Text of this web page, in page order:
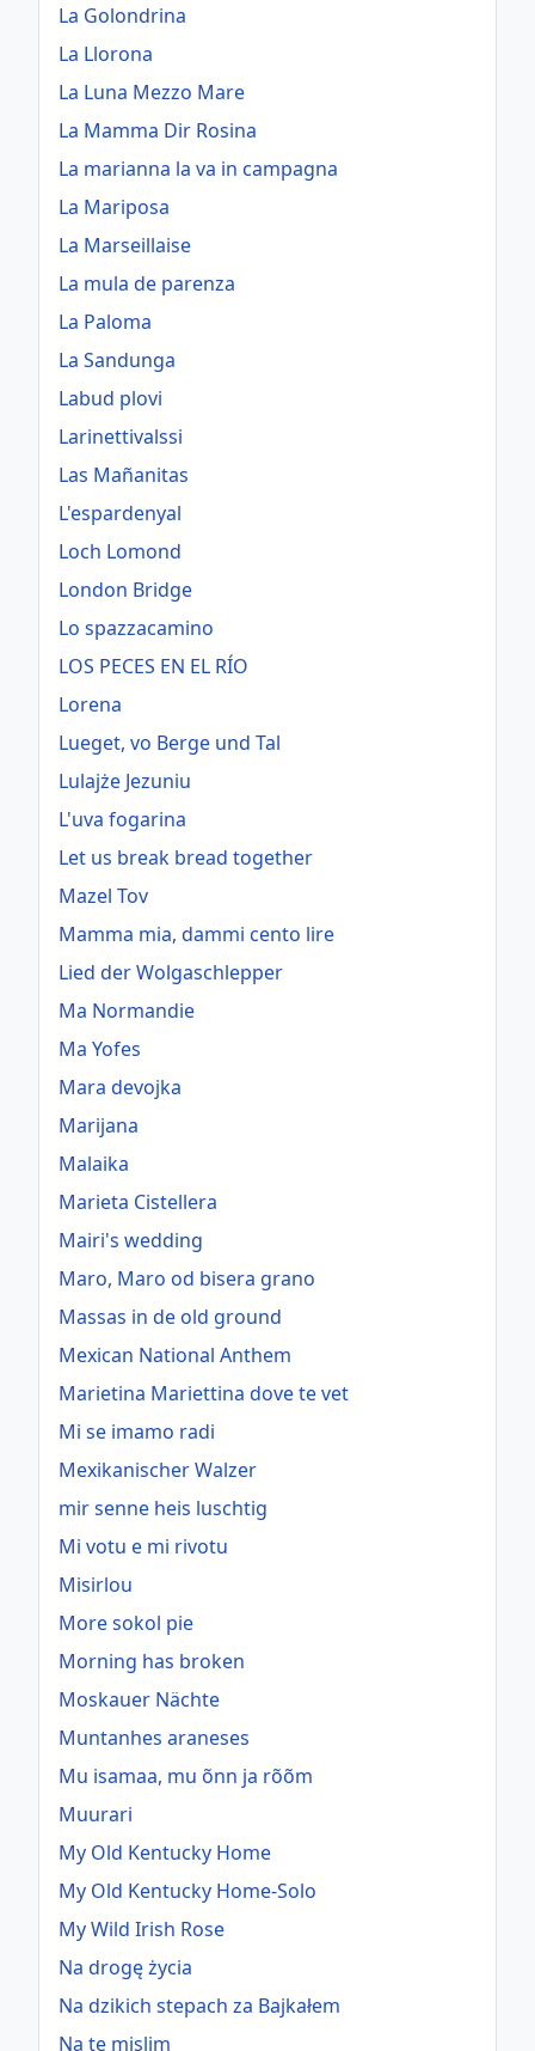
La Golondrina
La Llorona
La Luna Mezzo Mare
La Mamma Dir Rosina
La marianna la va in campagna
La Mariposa
La Marseillaise
La mula de parenza
La Paloma
La Sandunga
Labud plovi
Larinettivalssi
Las Mañanitas
L'espardenyal
Loch Lomond
London Bridge
Lo spazzacamino
LOS PECES EN EL RÍO
Lorena
Lueget, vo Berge und Tal
Lulajże Jezuniu
L'uva fogarina
Let us break bread together
Mazel Tov
Mamma mia, dammi cento lire
Lied der Wolgaschlepper
Ma Normandie
Ma Yofes
Mara devojka
Marijana
Malaika
Marieta Cistellera
Mairi's wedding
Maro, Maro od bisera grano
Massas in de old ground
Mexican National Anthem
Marietina Mariettina dove te vet
Mi se imamo radi
Mexikanischer Walzer
mir senne heis luschtig
Mi votu e mi rivotu
Misirlou
More sokol pie
Morning has broken
Moskauer Nächte
Muntanhes araneses
Mu isamaa, mu õnn ja rõõm
Muurari
My Old Kentucky Home
My Old Kentucky Home-Solo
My Wild Irish Rose
Na drogę życia
Na dzikich stepach za Bajkałem
Na te mislim